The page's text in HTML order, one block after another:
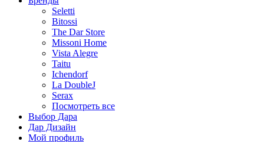
Seletti
Bitossi
The Dar Store
Missoni Home
Vista Alegre
Taitu
Ichendorf
La DoubleJ
Serax
Посмотреть все
Выбор Дара
Дар Дизайн
Мой профиль